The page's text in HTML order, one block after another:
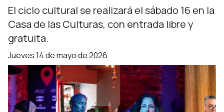
El ciclo cultural se realizará el sábado 16 en la
Casa de las Culturas, con entrada libre y
gratuita.
jueves 14 de mayo de 2026